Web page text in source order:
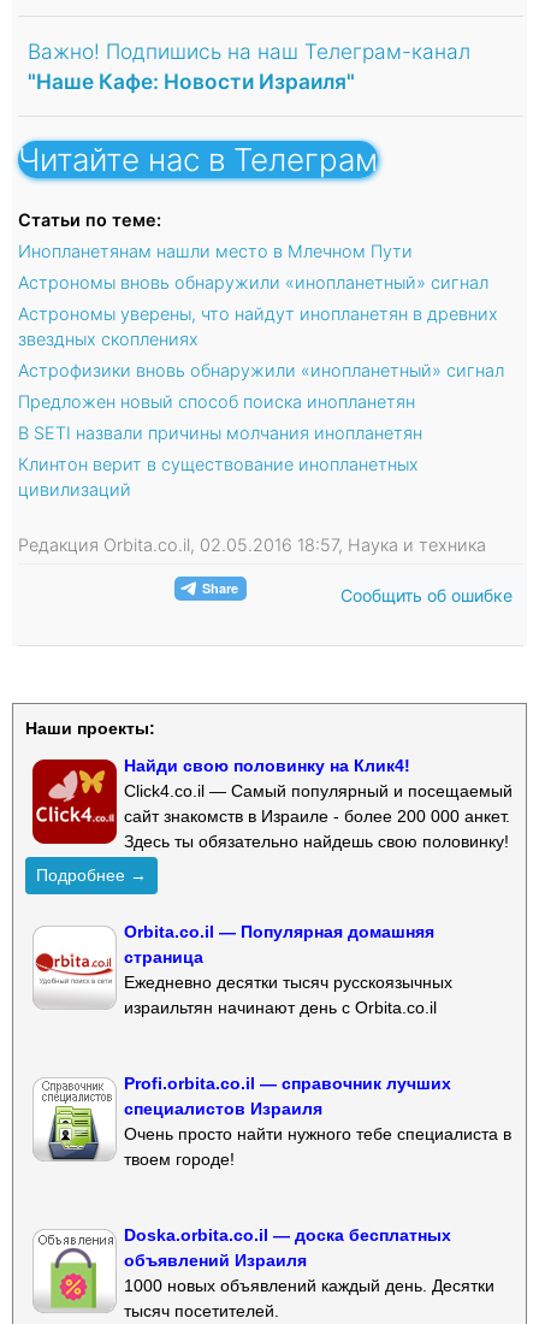
Важно! Подпишись на наш Телеграм-канал
"Наше Кафе: Новости Израиля"
Читайте нас в Телеграм
Статьи по теме:
Инопланетянам нашли место в Млечном Пути
Астрономы вновь обнаружили «инопланетный» сигнал
Астрономы уверены, что найдут инопланетян в древних
звездных скоплениях
Астрофизики вновь обнаружили «инопланетный» сигнал
Предложен новый способ поиска инопланетян
В SETI назвали причины молчания инопланетян
Клинтон верит в существование инопланетных
цивилизаций
Редакция Orbita.co.il, 02.05.2016 18:57, Наука и техника
Сообщить об ошибке
Наши проекты:
Найди свою половинку на Клик4!
Click4.co.il — Самый популярный и посещаемый
сайт знакомств в Израиле - более 200 000 анкет.
Здесь ты обязательно найдешь свою половинку!
Подробнее →
Orbita.co.il — Популярная домашняя
страница
Ежедневно десятки тысяч русскоязычных
израильтян начинают день с Orbita.co.il
Profi.orbita.co.il — справочник лучших
специалистов Израиля
Очень просто найти нужного тебе специалиста в
твоем городе!
Doska.orbita.co.il — доска бесплатных
объявлений Израиля
1000 новых объявлений каждый день. Десятки
тысяч посетителей.